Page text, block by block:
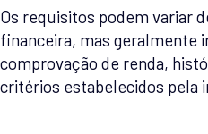
Os requisitos podem variar
financeira, mas geralmente
comprovação de renda,
critérios estabelecidos pela